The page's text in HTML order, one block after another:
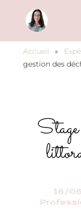
Accueil »
gestion des
Stage
16/